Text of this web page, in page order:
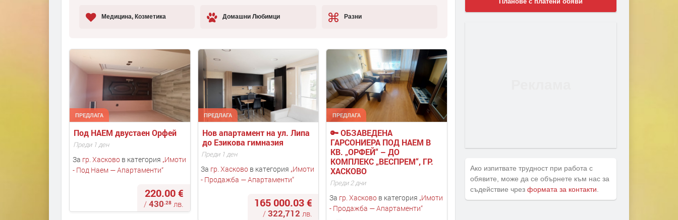
Медицина, Козметика Домашни Любимци Разни
ПРЕДЛАГА
Под НАЕМ двустаен Орфей
Преди 1 ден
За гр. Хасковов категория „Имоти
- Под Наем — Апартаменти“
220.00 €
/ 430.28лв.
ПРЕДЛАГА
Нов апартамент на ул. Липа
до Езикова гимназия
Преди 1 ден
За гр. Хасково в категория „Имоти
- Продажба — Апартаменти“
165 000.03 €
/ 322,712 лв.
ПРЕДЛАГА
🔑 ОБЗАВЕДЕНА
ГАРСОНИЕРА ПОД НАЕМ В
КВ. „ОРФЕЙ“ – ДО
КОМПЛЕКС „ВЕСПРЕМ“, ГР.
ХАСКОВО
Преди 2 дни
За гр. Хасковов категория „Имоти
- Продажба — Апартаменти“
Ако изпитвате трудност при работа с
обявите, може да се обърнете към нас за
съдействие чрез формата за контакти